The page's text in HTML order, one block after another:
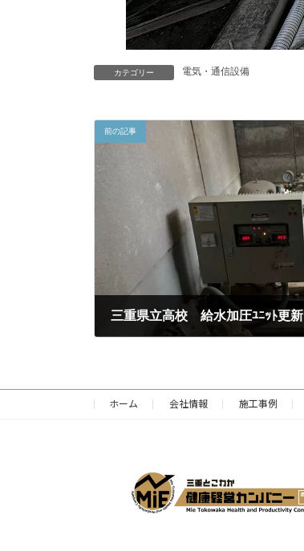
カテゴリー 電気・通信設備
前の記事
三重県立高校 給水加圧ﾕﾆｯﾄ更新
ホーム 会社情報 施工事例